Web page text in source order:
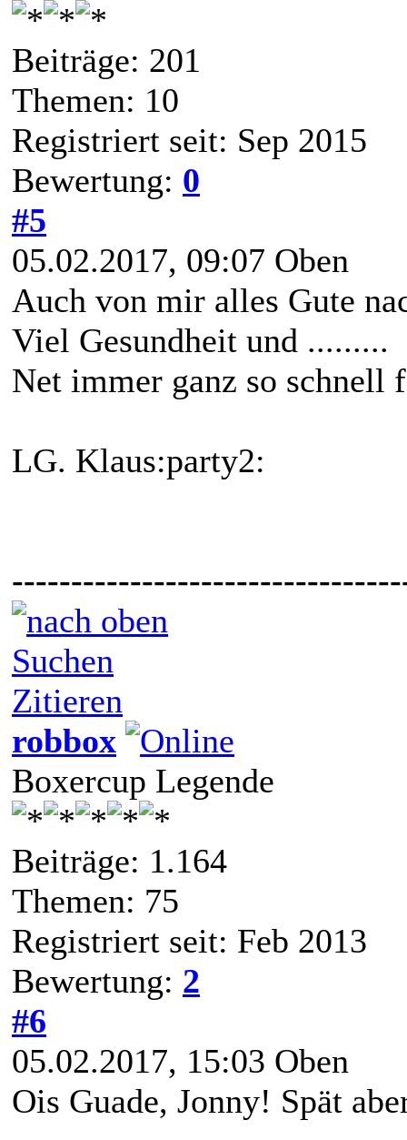
Beiträge: 201
Themen: 10
Registriert seit: Sep 2015
Bewertung: 0
#5
05.02.2017, 09:07 Oben
Auch von mir alles Gute
Viel Gesundheit und .........
Net immer ganz so schnell
LG. Klaus:party2:
Suchen
Zitieren
robbox
Boxercup Legende
Beiträge: 1.164
Themen: 75
Registriert seit: Feb 2013
Bewertung: 2
#6
05.02.2017, 15:03 Oben
Ois Guade, Jonny! Spät